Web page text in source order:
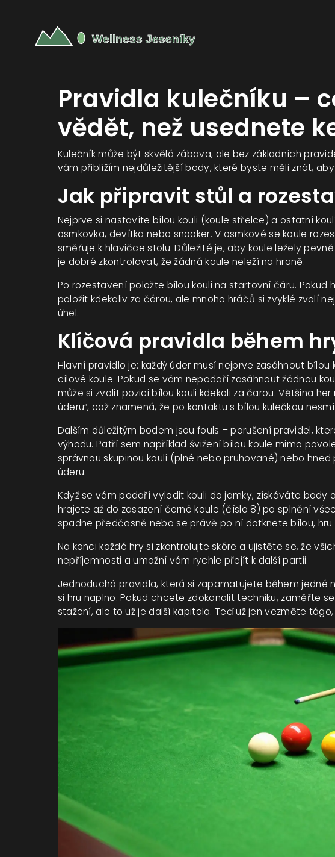
Pravidla kulečníku –
vědět, než usednete
Kulečník může být skvělá zábava, ale bez základních
vám přiblížím nejdůležitější body, které byste měli znát,
Jak připravit stůl a
Nejprve si nastavíte bílou kouli (koule střelce) a ostatní
osmkovka, devítka nebo snooker. V osmkové se koule
směřuje k hlavičce stolu. Důležité je, aby koule ležely
je dobré zkontrolovat, že žádná koule neleží na hraně.
Po rozestavení položte bílou kouli na startovní čáru. Pokud
položit kdekoliv za čárou, ale mnoho hráčů si zvyklé zvolí
úhel.
Klíčová pravidla během
Hlavní pravidlo je: každý úder musí nejprve zasáhnout
cílové koule. Pokud se vám nepodaří zasáhnout žádnou
může si zvolit pozici bílou kouli kdekoli za čarou. Většina
úderu“, což znamená, že po kontaktu s bílou kulečkou
Dalším důležitým bodem jsou fouls – porušení pravidel,
výhodu. Patří sem například švižení bílou koule mimo
správnou skupinou koulí (plné nebo pruhované) nebo
úderu.
Když se vám podaří vylodit kouli do jamky, získáváte body
hrajete až do zasazení černé koule (číslo 8) po splnění
spadne předčasně nebo se právě po ní dotknete bílou,
Na konci každé hry si zkontrolujte skóre a ujistěte se, že
nepříjemnosti a umožní vám rychle přejít k další partii.
Jednoduchá pravidla, která si zapamatujete během jedné
si hru naplno. Pokud chcete zdokonalit techniku, zaměřte
stažení, ale to už je další kapitola. Teď už jen vezměte